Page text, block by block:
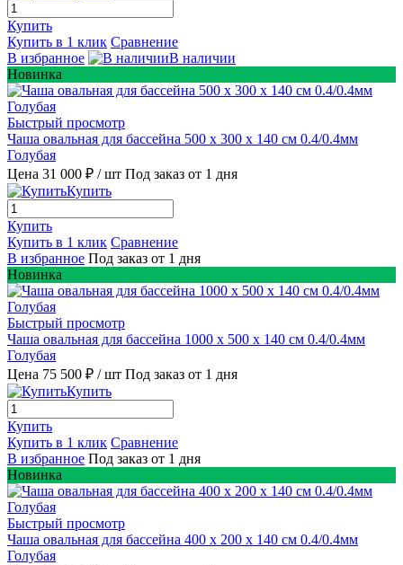
Купить
Купить в 1 клик Сравнение
В избранное
В наличии
Новинка
Быстрый просмотр
Чаша овальная для бассейна 500 х 300 х 140 см 0.4/0.4мм
Голубая
Цена 31 000 ₽ / шт Под заказ от 1 дня
Купить
Купить
Купить в 1 клик Сравнение
В избранное Под заказ от 1 дня
Новинка
Быстрый просмотр
Чаша овальная для бассейна 1000 х 500 х 140 см 0.4/0.4мм
Голубая
Цена 75 500 ₽ / шт Под заказ от 1 дня
Купить
Купить
Купить в 1 клик Сравнение
В избранное Под заказ от 1 дня
Новинка
Быстрый просмотр
Чаша овальная для бассейна 400 х 200 х 140 см 0.4/0.4мм
Голубая